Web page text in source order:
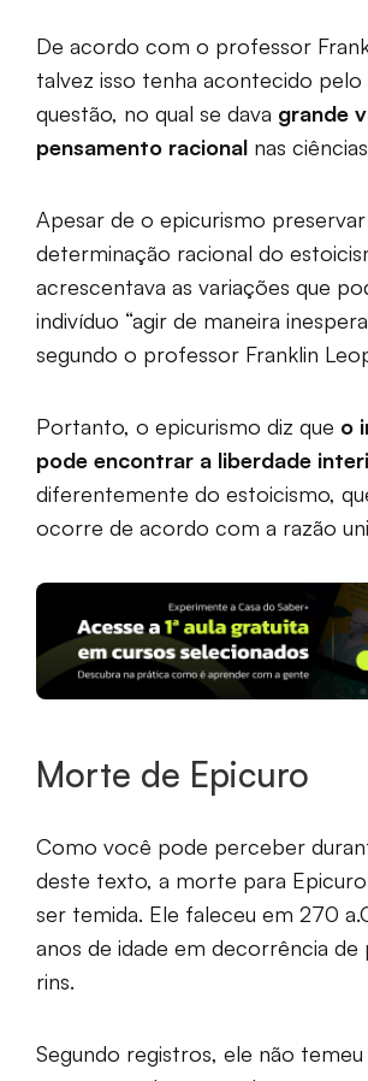
De acordo com o professor
talvez isso tenha acontecido
questão, no qual se dava grande
pensamento racional nas
Apesar de o epicurismo preservar
determinação racional do
acrescentava as variações que
indivíduo “agir de maneira
segundo o professor Franklin
Portanto, o epicurismo diz que o
pode encontrar a liberdade
diferentemente do estoicismo,
ocorre de acordo com a razão
Morte de Epicuro
Como você pode perceber
deste texto, a morte para
ser temida. Ele faleceu em 270
anos de idade em decorrência de
rins.
Segundo registros, ele não